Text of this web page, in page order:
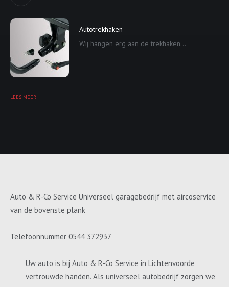
Autotrekhaken
Wij hangen erg aan de trekhaken...
LEES MEER
Auto & R-Co Service Universeel garagebedrijf met aircoservice
van de bovenste plank
Telefoonnummer 0544 372937
Uw auto is bij Auto & R-Co Service in Lichtenvoorde
vertrouwde handen. Als universeel autobedrijf zorgen we